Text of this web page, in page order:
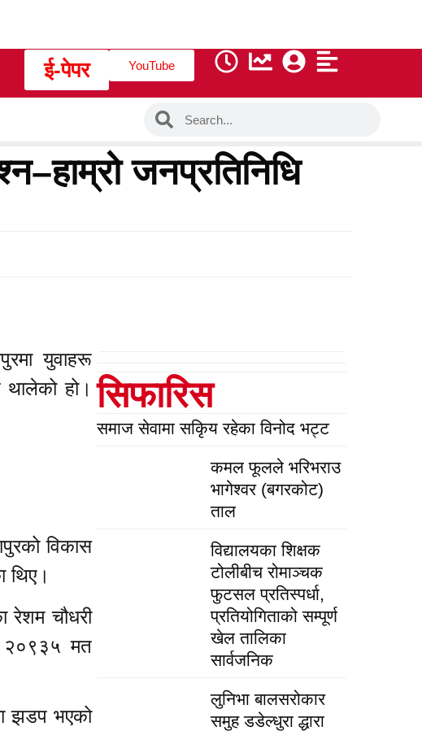
ई-पेपर YouTube
जनप्रतिनिधि
युवाहरू
हो।
विकास
थिए।
रेशम चौधरी
२०९३५ मत
झडप भएको
सिफारिस
समाज सेवामा सकिृय रहेका विनोद भट्ट
कमल फूलले भरिभराउ
भागेश्वर (बगरकोट)
ताल
विद्यालयका शिक्षक
टोलीबीच रोमाञ्चक
फुटसल प्रतिस्पर्धा,
प्रतियोगिताको सम्पूर्ण
खेल तालिका
सार्वजनिक
लुनिभा बालसरोकार
समुह डडेल्धुरा द्धारा